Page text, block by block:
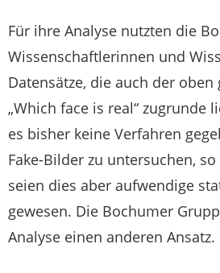
Für ihre Analyse nutzten die
Wissenschaftlerinnen und
Datensätze, die auch der oben
„Which face is real“ zugrunde
es bisher keine Verfahren
Fake-Bilder zu untersuchen,
seien dies aber aufwendige
gewesen. Die Bochumer
Analyse einen anderen Ansatz.